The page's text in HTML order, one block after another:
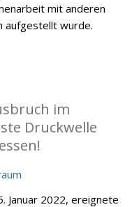
mit anderen
aufgestellt wurde.
im
Druckwelle
Januar 2022, ereignete